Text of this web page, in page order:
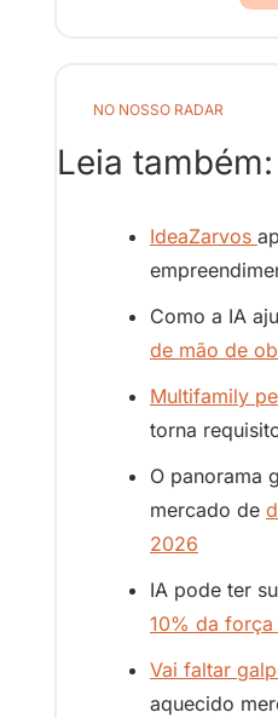
NO NOSSO RADAR
Leia também:
IdeaZarvos
Como a IA
de mão de
Multifamily
torna
O panorama
mercado de
2026
10% da
Vai faltar
aquecido